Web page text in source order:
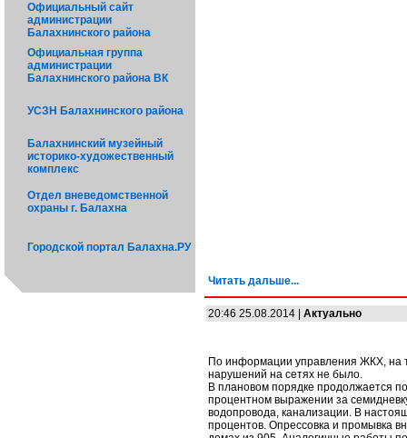
Официальный сайт
администрации
Балахнинского района
Официальная группа
администрации
Балахнинского района ВК
УСЗН Балахнинского района
Балахнинский музейный
историко-художественный
комплекс
Отдел вневедомственной
охраны г. Балахна
Городской портал Балахна.РУ
Читать дальше...
20:46 25.08.2014 | Актуально
По информации управления ЖКХ, на
нарушений на сетях не было.
В плановом порядке продолжается
процентном выражении за
водопровода, канализации. В
процентов. Опрессовка и промывка